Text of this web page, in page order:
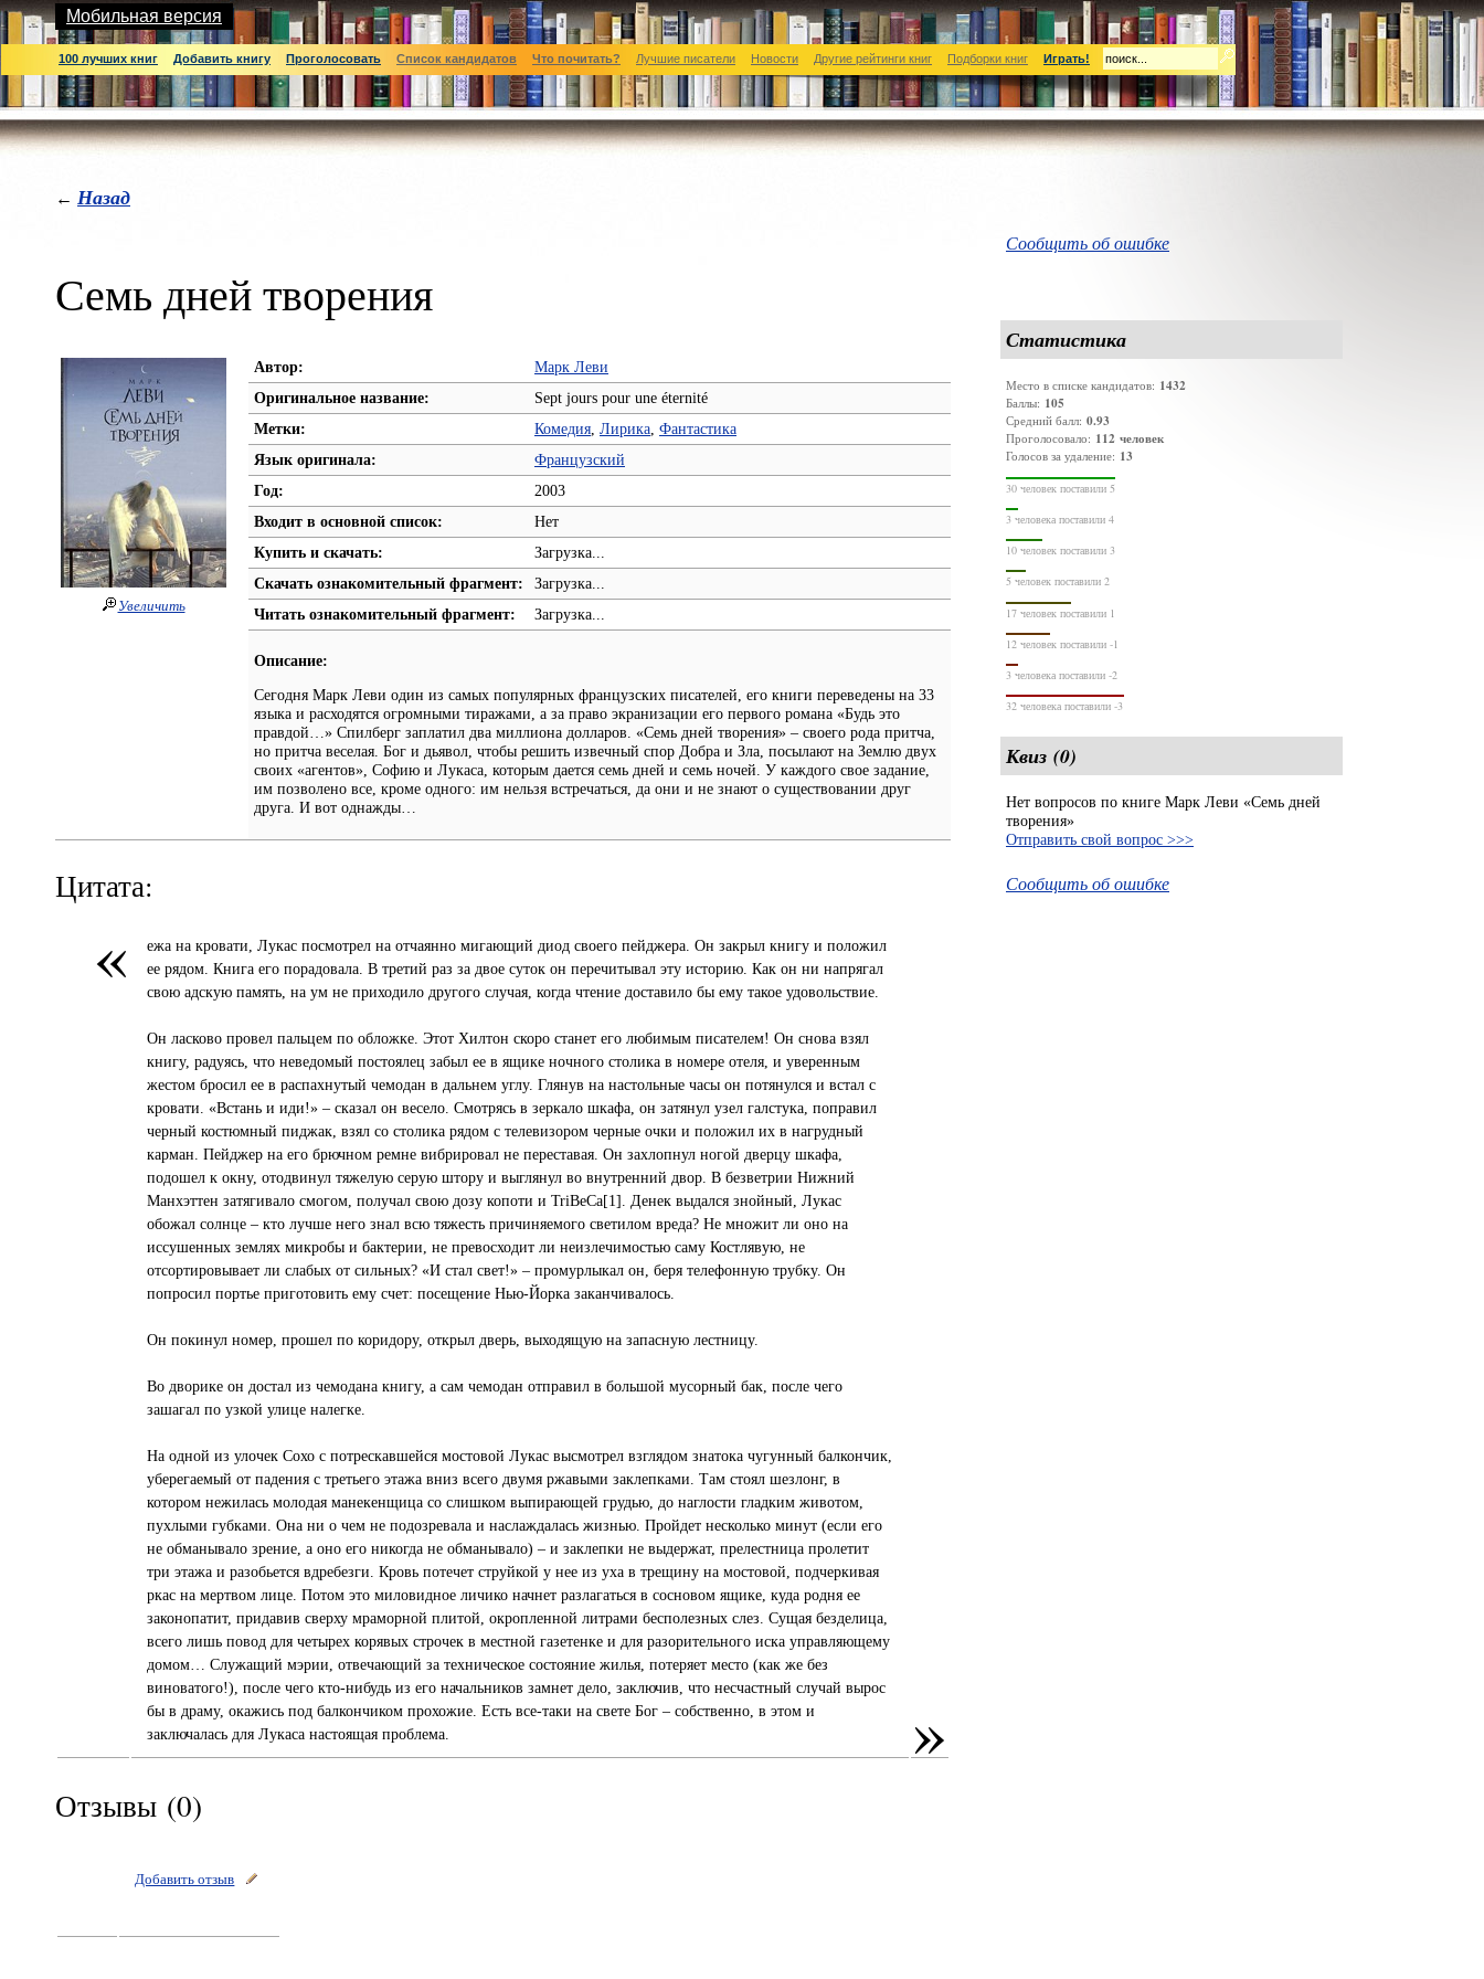
Мобильная версия
100 лучших книг Добавить книгу Проголосовать Список кандидатов Что почитать? Лучшие писатели Новости Другие рейтинги книг Подборки книг Играть!
← Назад
Семь дней творения
Увеличить
Автор:
Марк Леви
Оригинальное название:
Sept jours pour une éternité
Метки:
Комедия Лирика Фантастика
Язык оригинала:
Французский
Год:
2003
Входит в основной список:
Нет
Купить и скачать:
Загрузка...
Скачать ознакомительный фрагмент:
Загрузка...
Читать ознакомительный фрагмент:
Загрузка...
Описание:
Сегодня Марк Леви один из самых популярных французских писателей, его книги переведены на 33
языка и расходятся огромными тиражами, а за право экранизации его первого романа «Будь это
правдой…» Спилберг заплатил два миллиона долларов. «Семь дней творения» – своего рода притча,
но притча веселая. Бог и дьявол, чтобы решить извечный спор Добра и Зла, посылают на Землю двух
своих «агентов», Софию и Лукаса, которым дается семь дней и семь ночей. У каждого свое задание,
им позволено все, кроме одного: им нельзя встречаться, да они и не знают о существовании друг
друга. И вот однажды…
Цитата:
«
ежа на кровати, Лукас посмотрел на отчаянно мигающий диод своего пейджера. Он закрыл книгу и положил
ее рядом. Книга его порадовала. В третий раз за двое суток он перечитывал эту историю. Как он ни напрягал
свою адскую память, на ум не приходило другого случая, когда чтение доставило бы ему такое удовольствие.
Он ласково провел пальцем по обложке. Этот Хилтон скоро станет его любимым писателем! Он снова взял
книгу, радуясь, что неведомый постоялец забыл ее в ящике ночного столика в номере отеля, и уверенным
жестом бросил ее в распахнутый чемодан в дальнем углу. Глянув на настольные часы он потянулся и встал с
кровати. «Встань и иди!» – сказал он весело. Смотрясь в зеркало шкафа, он затянул узел галстука, поправил
черный костюмный пиджак, взял со столика рядом с телевизором черные очки и положил их в нагрудный
карман. Пейджер на его брючном ремне вибрировал не переставая. Он захлопнул ногой дверцу шкафа,
подошел к окну, отодвинул тяжелую серую штору и выглянул во внутренний двор. В безветрии Нижний
Манхэттен затягивало смогом, получал свою дозу копоти и TriBeCa[1]. Денек выдался знойный, Лукас
обожал солнце – кто лучше него знал всю тяжесть причиняемого светилом вреда? Не множит ли оно на
иссушенных землях микробы и бактерии, не превосходит ли неизлечимостью саму Костлявую, не
отсортировывает ли слабых от сильных? «И стал свет!» – промурлыкал он, беря телефонную трубку. Он
попросил портье приготовить ему счет: посещение Нью-Йорка заканчивалось.
Он покинул номер, прошел по коридору, открыл дверь, выходящую на запасную лестницу.
Во дворике он достал из чемодана книгу, а сам чемодан отправил в большой мусорный бак, после чего
зашагал по узкой улице налегке.
На одной из улочек Сохо с потрескавшейся мостовой Лукас высмотрел взглядом знатока чугунный балкончик,
уберегаемый от падения с третьего этажа вниз всего двумя ржавыми заклепками. Там стоял шезлонг, в
котором нежилась молодая манекенщица со слишком выпирающей грудью, до наглости гладким животом,
пухлыми губками. Она ни о чем не подозревала и наслаждалась жизнью. Пройдет несколько минут (если его
не обманывало зрение, а оно его никогда не обманывало) – и заклепки не выдержат, прелестница пролетит
три этажа и разобьется вдребезги. Кровь потечет струйкой у нее из уха в трещину на мостовой, подчеркивая
ркас на мертвом лице. Потом это миловидное личико начнет разлагаться в сосновом ящике, куда родня ее
законопатит, придавив сверху мраморной плитой, окропленной литрами бесполезных слез. Сущая безделица,
всего лишь повод для четырех корявых строчек в местной газетенке и для разорительного иска управляющему
домом… Служащий мэрии, отвечающий за техническое состояние жилья, потеряет место (как же без
виноватого!), после чего кто-нибудь из его начальников замнет дело, заключив, что несчастный случай вырос
бы в драму, окажись под балкончиком прохожие. Есть все-таки на свете Бог – собственно, в этом и
заключалась для Лукаса настоящая проблема.
»
Отзывы (0)
Добавить отзыв
Сообщить об ошибке
Статистика
Место в списке кандидатов: 1432
Баллы: 105
Средний балл: 0.93
Проголосовало: 112 человек
Голосов за удаление: 13
30 человек поставили 5
3 человека поставили 4
10 человек поставили 3
5 человек поставили 2
17 человек поставили 1
12 человек поставили -1
3 человека поставили -2
32 человека поставили -3
Квиз (0)
Нет вопросов по книге Марк Леви «Семь дней
творения»
Отправить свой вопрос >>>
Сообщить об ошибке